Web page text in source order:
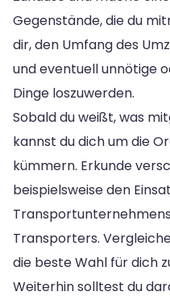
Gegenstände, die du
dir, den Umfang des
und eventuell unnötige
Dinge loszuwerden.
Sobald du weißt, was
kannst du dich um die
kümmern. Erkunde
beispielsweise den
Transporters.
die beste Wahl für dich
Weiterhin solltest du